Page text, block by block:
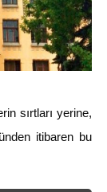
sırtları yerine,
itibaren bu